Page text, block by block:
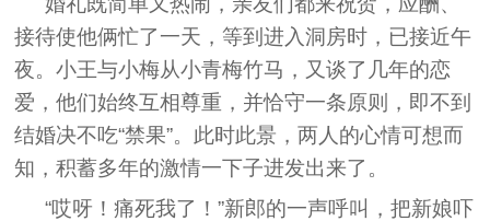
接待使他俩忙了一天，等到进入洞房时，已接近午
夜。小王与小梅从小青梅竹马，又谈了几年的恋
爱，他们始终互相尊重，并恰守一条原则，即不到
结婚决不吃“禁果”。此时此景，两人的心情可想而
知，积蓄多年的激情一下子进发出来了。
“哎呀！痛死我了！”新郎的一声呼叫，把新娘吓